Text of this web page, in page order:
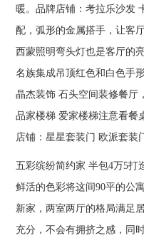
暖。品牌店铺：考拉乐沙发
配，弧形的金属搭手，让客
西蒙照明弯头灯也是客厅的
名族集成吊顶红色和白色手
晶杰装饰 石头空间装修餐厅
品家楼梯 爱家楼梯注意看餐
店铺：星星套装门 欧派套装
五彩缤纷简约家 半包4万5打
鲜活的色彩将这间90平的公
新家，两室两厅的格局满足
充分，不会有拥挤之感，同